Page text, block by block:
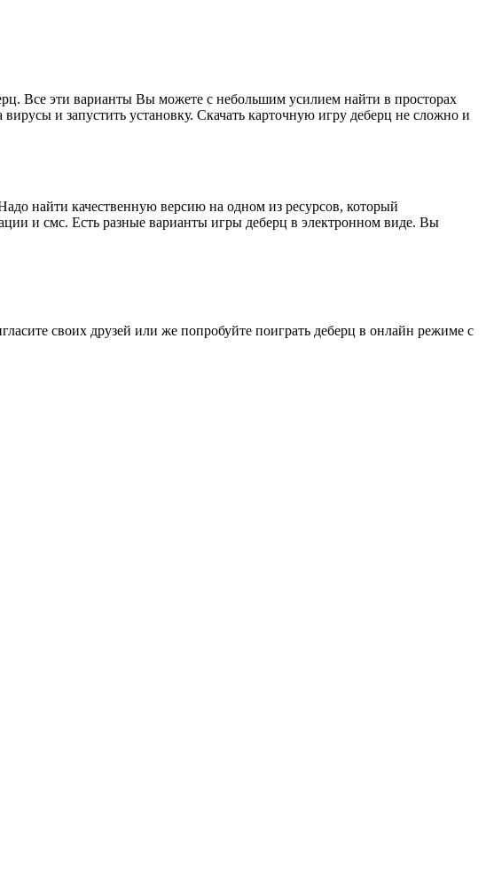
Все эти варианты Вы можете с небольшим усилием найти в просторах
и запустить установку. Скачать карточную игру деберц не сложно и
найти качественную версию на одном из ресурсов, который
и смс. Есть разные варианты игры деберц в электронном виде. Вы
своих друзей или же попробуйте поиграть деберц в онлайн режиме с